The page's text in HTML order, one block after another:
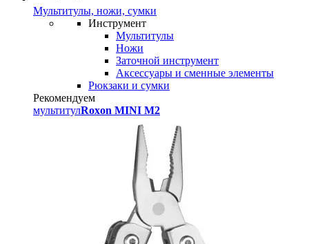
Мультитулы, ножи, сумки
Инструмент
Мультитулы
Ножи
Заточной инструмент
Аксессуары и сменные элементы
Рюкзаки и сумки
Рекомендуем
мультитулRoxon MINI M2